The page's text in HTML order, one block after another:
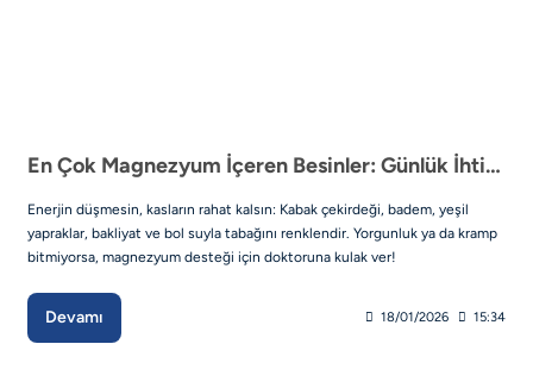
En Çok Magnezyum İçeren Besinler: Günlük İhtiyacınızı Karşılamak İçin Bilimsel Rehber
Enerjin düşmesin, kasların rahat kalsın: Kabak çekirdeği, badem, yeşil
yapraklar, bakliyat ve bol suyla tabağını renklendir. Yorgunluk ya da kramp
bitmiyorsa, magnezyum desteği için doktoruna kulak ver!
Devamı 18/01/2026 15:34